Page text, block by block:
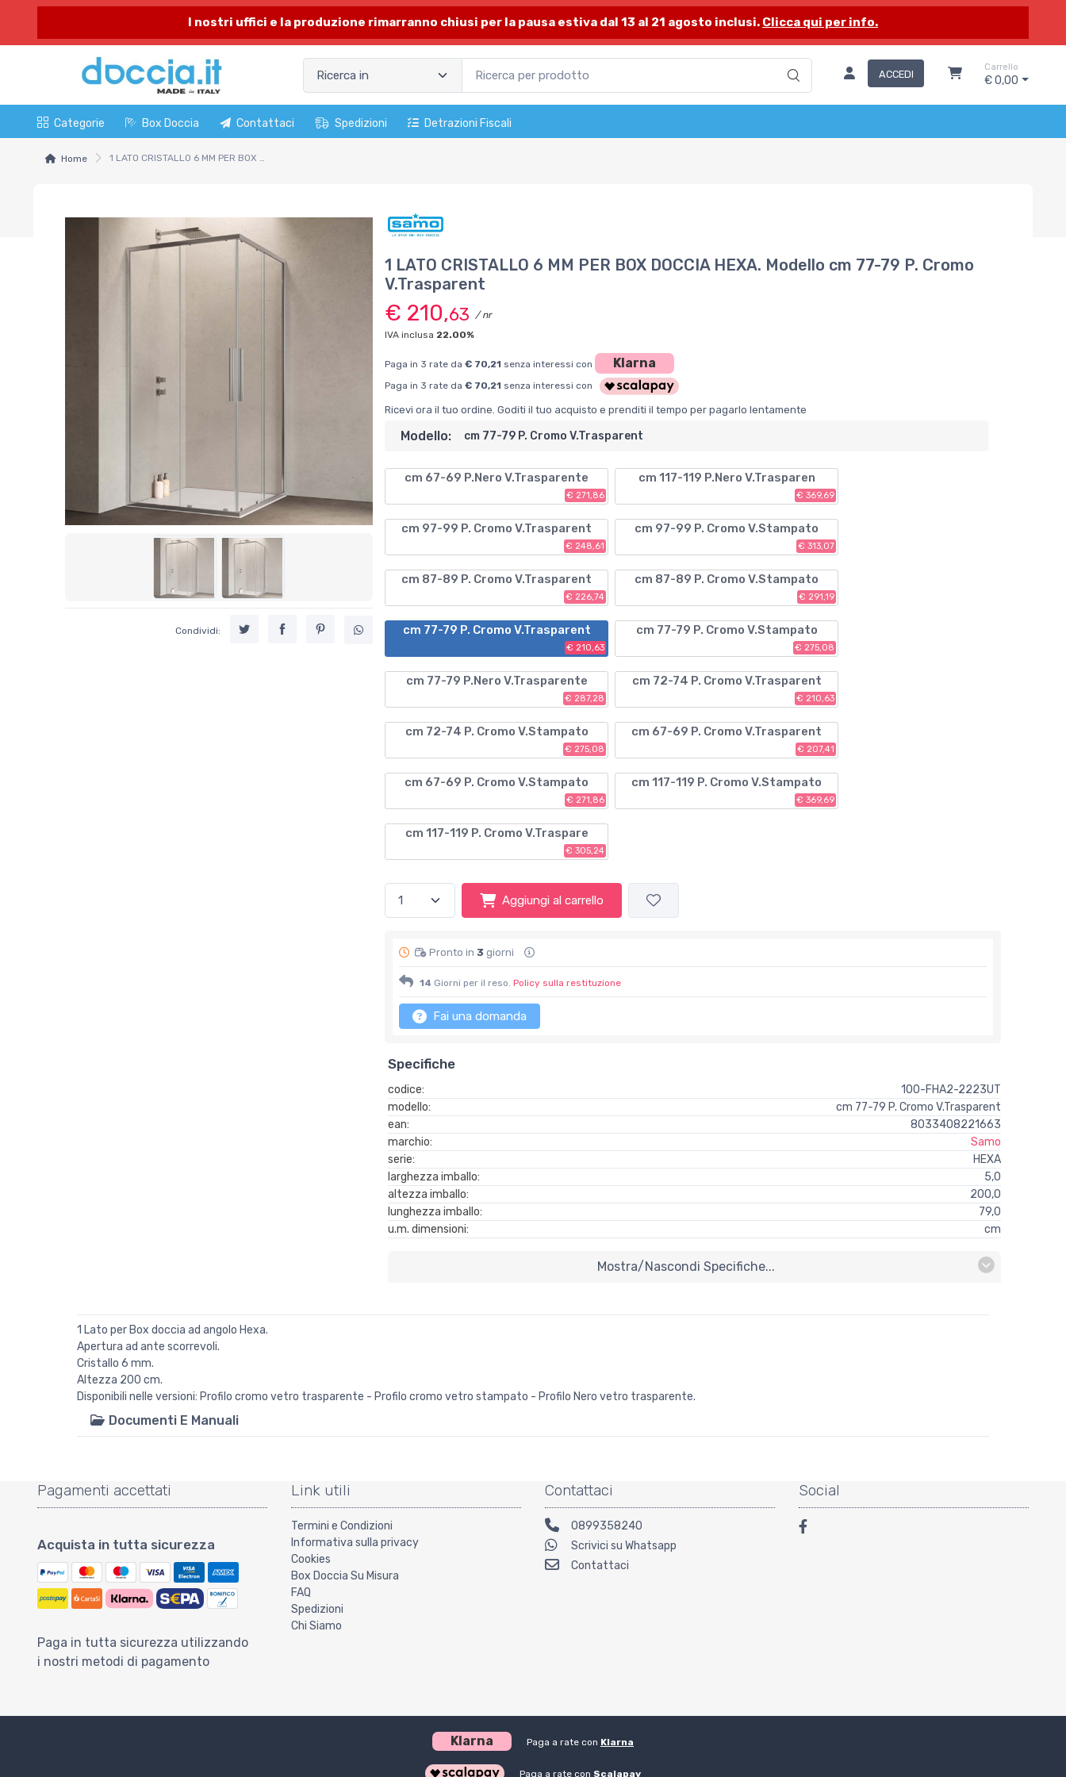
I nostri uffici e la produzione rimarranno chiusi per la pausa estiva dal 13 al 21 agosto inclusi. Clicca qui per info.
ACCEDI
Carrello
€ 0,00
Categorie Box Doccia Contattaci Spedizioni Detrazioni Fiscali
Home 1 LATO CRISTALLO 6 MM PER BOX DOCCIA HEXA. Modello cm 77-79 P. Cromo V.Trasparent
Condividi:
1 LATO CRISTALLO 6 MM PER BOX DOCCIA HEXA. Modello cm 77-79 P. Cromo
V.Trasparent
€ 210,63
/ nr
IVA inclusa 22.00%
Paga in 3 rate da€ 70,21 senza interessi con Klarna
Paga in 3 rate da€ 70,21 senza interessi con
Ricevi ora il tuo ordine. Goditi il tuo acquisto e prenditi il tempo per pagarlo lentamente
Modello: cm 77-79 P. Cromo V.Trasparent
cm 67-69 P.Nero V.Trasparente
€ 271,86
cm 117-119 P.Nero V.Trasparen
€ 369,69
cm 97-99 P. Cromo V.Trasparent
€ 248,61
cm 97-99 P. Cromo V.Stampato
€ 313,07
cm 87-89 P. Cromo V.Trasparent
€ 226,74
cm 87-89 P. Cromo V.Stampato
€ 291,19
cm 77-79 P. Cromo V.Trasparent
€ 210,63
cm 77-79 P. Cromo V.Stampato
€ 275,08
cm 77-79 P.Nero V.Trasparente
€ 287,28
cm 72-74 P. Cromo V.Trasparent
€ 210,63
cm 72-74 P. Cromo V.Stampato
€ 275,08
cm 67-69 P. Cromo V.Trasparent
€ 207,41
cm 67-69 P. Cromo V.Stampato
€ 271,86
cm 117-119 P. Cromo V.Stampato
€ 369,69
cm 117-119 P. Cromo V.Traspare
€ 305,24
Aggiungi al carrello
Pronto in3 giorni
14 Giorni per il reso.Policy sulla restituzione
Fai una domanda
Specifiche
codice:
100-FHA2-2223UT
modello:
cm 77-79 P. Cromo V.Trasparent
ean:
8033408221663
marchio:
Samo
serie:
HEXA
larghezza imballo:
5,0
altezza imballo:
200,0
lunghezza imballo:
79,0
u.m. dimensioni:
cm
Mostra/nascondi Specifiche...
1 Lato per Box doccia ad angolo Hexa.
Apertura ad ante scorrevoli.
Cristallo 6 mm.
Altezza 200 cm.
Disponibili nelle versioni: Profilo cromo vetro trasparente - Profilo cromo vetro stampato - Profilo Nero vetro trasparente.
Documenti E Manuali
Pagamenti accettati
Acquista in tutta sicurezza
Paga in tutta sicurezza utilizzando
i nostri metodi di pagamento
Link utili
Termini e Condizioni
Informativa sulla privacy
Cookies
Box Doccia Su Misura
FAQ
Spedizioni
Chi Siamo
Contattaci
0899358240
Scrivici su Whatsapp
Contattaci
Social
Klarna Paga a rate con Klarna
Paga a rate con Scalapay